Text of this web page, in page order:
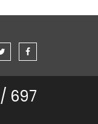
697 /